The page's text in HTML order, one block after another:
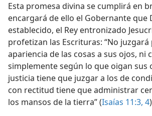
Esta promesa divina se cumplirá en
encargará de ello el Gobernante que
establecido, el Rey entronizado
profetizan las Escrituras: “No
apariencia de las cosas a sus ojos, ni
simplemente según lo que oigan sus
justicia tiene que juzgar a los de
con rectitud tiene que administrar
los mansos de la tierra” (Isaías 11:3, 4